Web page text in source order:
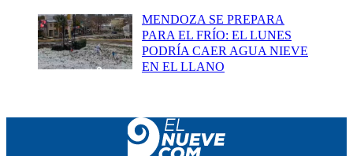
MENDOZA SE PREPARA
PARA EL FRÍO: EL LUNES
PODRÍA CAER AGUA NIEVE
EN EL LLANO